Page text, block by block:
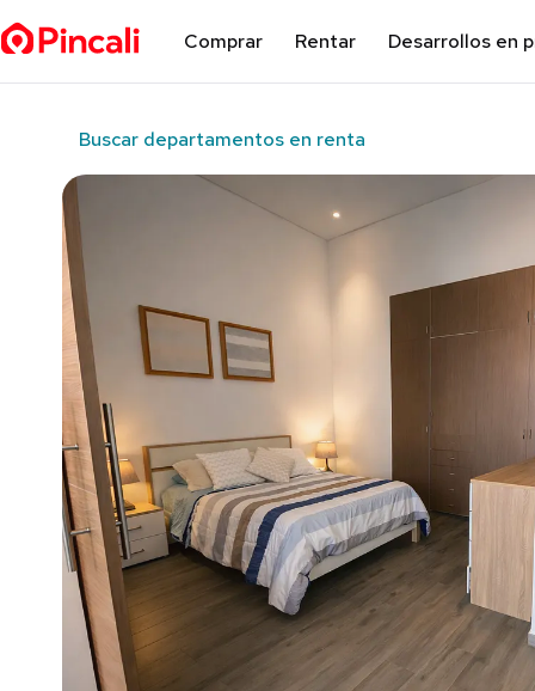
Comprar Rentar Desarrollos en
Buscar departamentos en renta